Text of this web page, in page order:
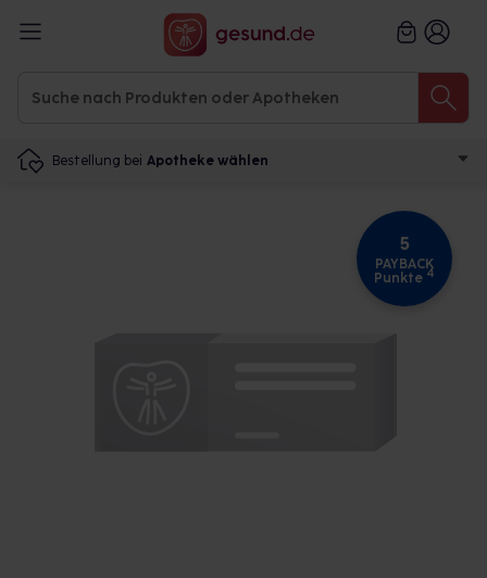
Bestellung bei Apotheke wählen
5
PAYBACK
Punkte 4